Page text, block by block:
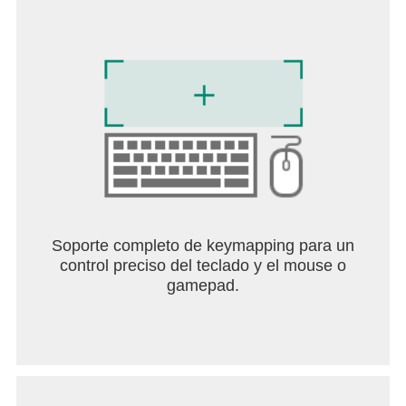
Rainbow Six Mobile. Adapta tu estrategia para
cada mapa, rol y situación en un combate online de
5c5 competitivo. Los atacantes deben recopilar
información y romper las defensas, mientras que
los defensores deben fortificar las posiciones y
controlar el mapa. Una auténtica jugabilidad de
shooter de acción táctico recompensa la
AGENTES ESPECIALIZADOS: forma un equipo
con agentes muy bien entrenados de Rainbow Six
Siege. Cada agente lleva armas, dispositivos y
Soporte completo de keymapping para un
control preciso del teclado y el mouse o
gamepad.